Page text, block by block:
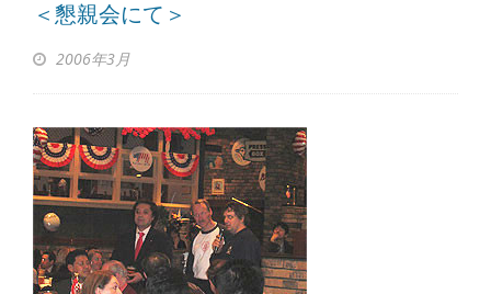
＜懇親会にて＞
2006年3月